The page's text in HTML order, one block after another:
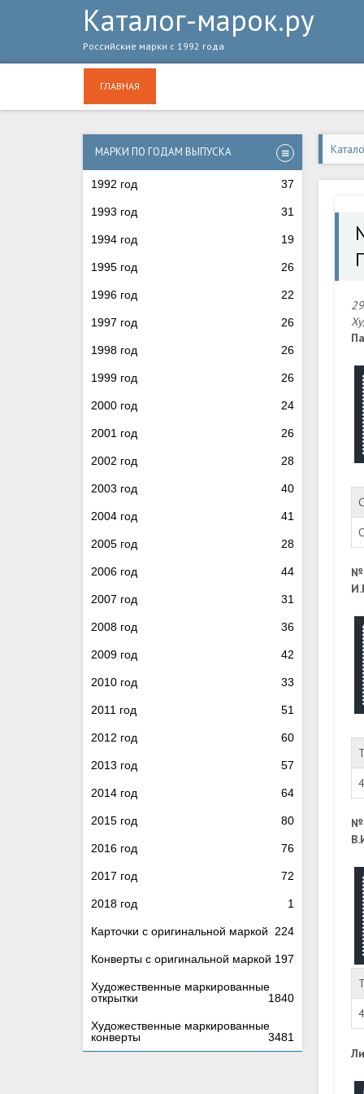
Каталог-марок.ру
Российские марки с 1992 года
ГЛАВНАЯ
МАРКИ ПО ГОДАМ ВЫПУСКА
1992 год 37
1993 год 31
1994 год 19
1995 год 26
1996 год 22
1997 год 26
1998 год 26
1999 год 26
2000 год 24
2001 год 26
2002 год 28
2003 год 40
2004 год 41
2005 год 28
2006 год 44
2007 год 31
2008 год 36
2009 год 42
2010 год 33
2011 год 51
2012 год 60
2013 год 57
2014 год 64
2015 год 80
2016 год 76
2017 год 72
2018 год 1
Карточки с оригинальной маркой 224
Конверты с оригинальной маркой 197
Художественные маркированные
открытки
1840
Художественные маркированные
конверты
3481
№
№